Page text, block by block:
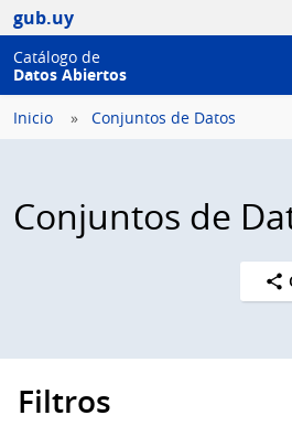
gub.uy
Catálogo de
Datos Abiertos
Inicio Conjuntos de Datos
Conjuntos de
Filtros